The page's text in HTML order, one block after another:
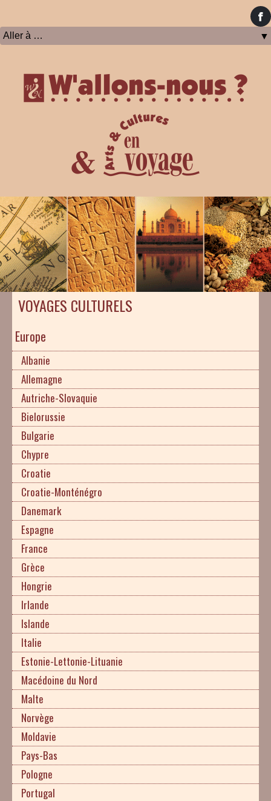
VOYAGES CULTURELS
Europe
Albanie
Allemagne
Autriche-Slovaquie
Bielorussie
Bulgarie
Chypre
Croatie
Croatie-Monténégro
Danemark
Espagne
France
Grèce
Hongrie
Irlande
Islande
Italie
Estonie-Lettonie-Lituanie
Macédoine du Nord
Malte
Norvège
Moldavie
Pays-Bas
Pologne
Portugal